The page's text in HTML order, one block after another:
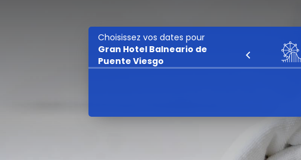
Choisissez vos dates pour
Gran Hotel Balneario de
Puente Viesgo
Ski